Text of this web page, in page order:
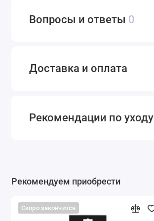
Вопросы и ответы 0
Доставка и оплата
Рекомендации по уходу
Рекомендуем приобрести
Скоро закончится